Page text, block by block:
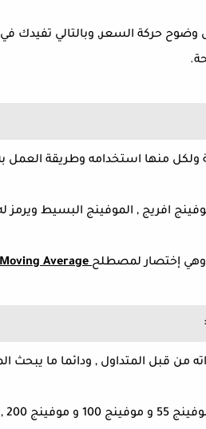
حركة السعر, وبالتالي تفيدك في
ولكل منها استخدامه وطريقة
افريج , الموفينج البسيط ويرمز
وهي إختصار لمصطلح Average
:
من قبل المتداول , ودائما ما يبحث